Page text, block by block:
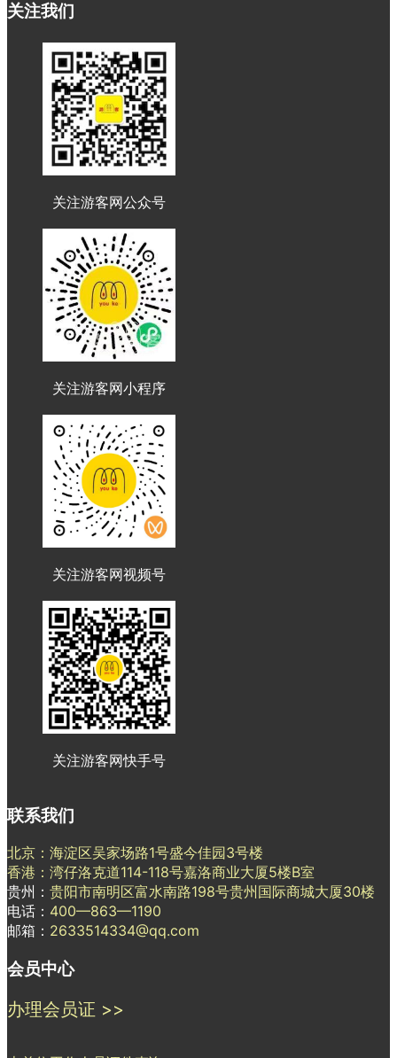
关注我们
关注游客网公众号
关注游客网小程序
关注游客网视频号
关注游客网快手号
联系我们
北京：海淀区吴家场路1号盛今佳园3号楼
香港：湾仔洛克道114-118号嘉洛商业大厦5楼B室
贵州： 贵阳市南明区富水南路198号贵州国际商城大厦30楼
电话： 400—863—1190
邮箱： 2633514334@qq.com
会员中心
办理会员证 >>